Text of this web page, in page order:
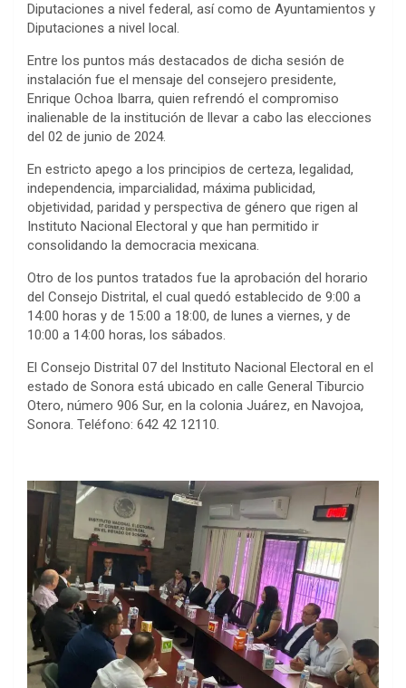
Diputaciones a nivel federal, así como de Ayuntamientos y
Diputaciones a nivel local.
Entre los puntos más destacados de dicha sesión de
instalación fue el mensaje del consejero presidente,
Enrique Ochoa Ibarra, quien refrendó el compromiso
inalienable de la institución de llevar a cabo las elecciones
del 02 de junio de 2024.
En estricto apego a los principios de certeza, legalidad,
independencia, imparcialidad, máxima publicidad,
objetividad, paridad y perspectiva de género que rigen al
Instituto Nacional Electoral y que han permitido ir
consolidando la democracia mexicana.
Otro de los puntos tratados fue la aprobación del horario
del Consejo Distrital, el cual quedó establecido de 9:00 a
14:00 horas y de 15:00 a 18:00, de lunes a viernes, y de
10:00 a 14:00 horas, los sábados.
El Consejo Distrital 07 del Instituto Nacional Electoral en el
estado de Sonora está ubicado en calle General Tiburcio
Otero, número 906 Sur, en la colonia Juárez, en Navojoa,
Sonora. Teléfono: 642 42 12110.